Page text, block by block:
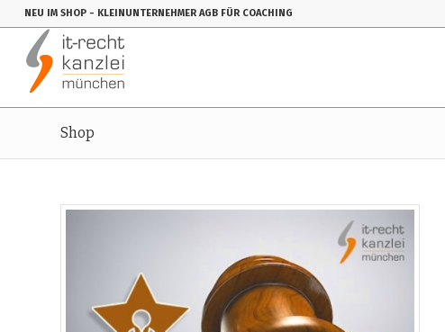
NEU IM SHOP - KLEINUNTERNEHMER AGB FÜR COACHING
Shop